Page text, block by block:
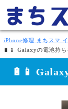
iPhone修理 まちスマ
🔋📱 Galaxyの電池持
🔋📱